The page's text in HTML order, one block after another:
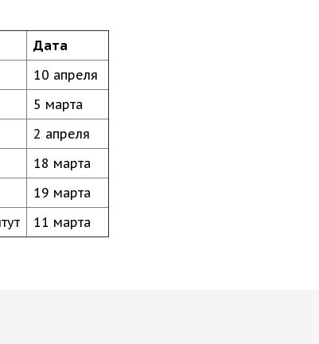
Дата
10 апреля
5 марта
2 апреля
18 марта
19 марта
11 марта